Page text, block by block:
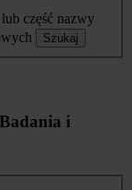
część nazwy
Szukaj
i